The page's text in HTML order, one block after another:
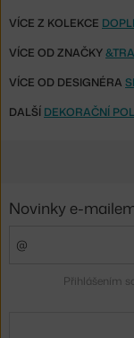
VÍCE Z KOLEKCE
VÍCE OD ZNAČKY
VÍCE OD DESIGNÉRA
DALŠÍ DEKORAČNÍ
Novinky e-
Přihlášením